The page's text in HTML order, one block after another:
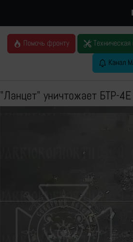
Помочь фронту
Канал
"Ланцет" уничтожает БТР-